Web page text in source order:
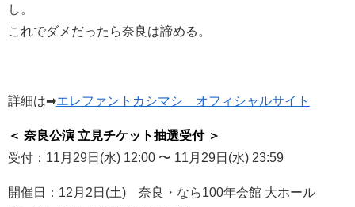
し。
これでダメだったら奈良は諦める。
詳細は➡エレファントカシマシ オフィシャルサイト
＜ 奈良公演 立見チケット抽選受付 ＞
受付：11月29日(水) 12:00 〜 11月29日(水) 23:59
開催日：12月2日(土) 奈良・なら100年会館 大ホール